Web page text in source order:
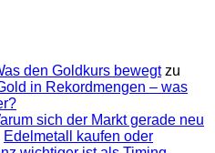
den Goldkurs bewegtzu
in Rekordmengen – was
sich der Markt gerade neu
Edelmetall kaufen oder